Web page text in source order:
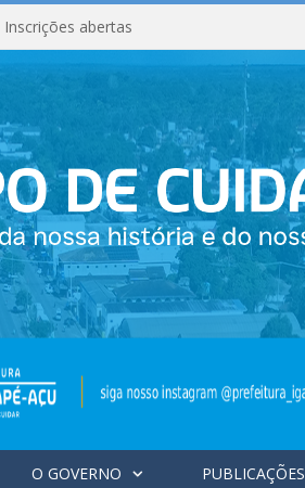
abertas
O GOVERNO PUBLICAÇÕES